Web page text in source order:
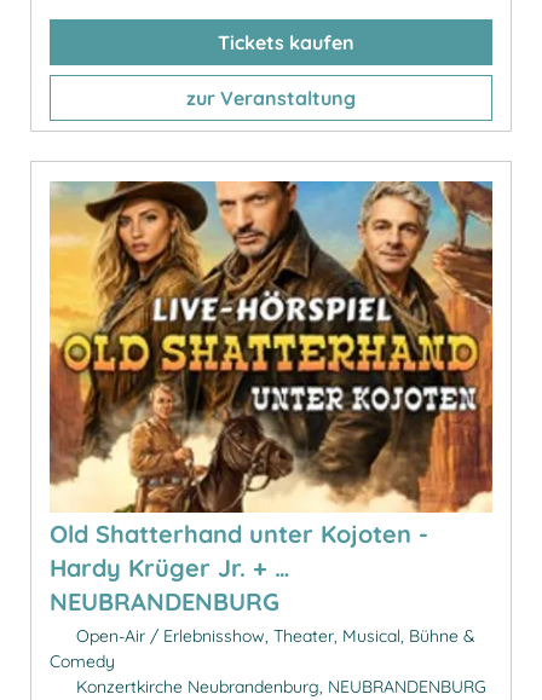
Tickets kaufen
zur Veranstaltung
Old Shatterhand unter Kojoten -
Hardy Krüger Jr. + …
NEUBRANDENBURG
Open-Air / Erlebnisshow, Theater, Musical, Bühne &
Comedy
Konzertkirche Neubrandenburg, NEUBRANDENBURG